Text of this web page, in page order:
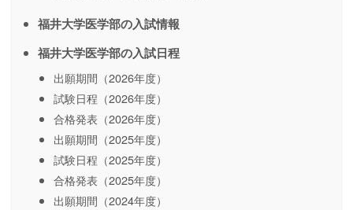
福井大学医学部の入試情報
福井大学医学部の入試日程
出願期間（2026年度）
試験日程（2026年度）
合格発表（2026年度）
出願期間（2025年度）
試験日程（2025年度）
合格発表（2025年度）
出願期間（2024年度）